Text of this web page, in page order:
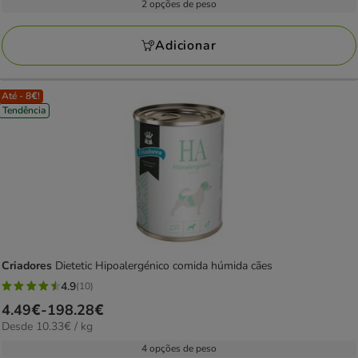
avaliações
31.29€
2 opções de peso
Adicionar
Até - 8€!
Tendência
Criadores Dietetic Hipoalergénico comida húmida cães
4.9
estrelas
com
4.9(10)
Preço
de
4.49€-198.28€
10.33€
Desde 10.33€ / kg
4 opções de peso